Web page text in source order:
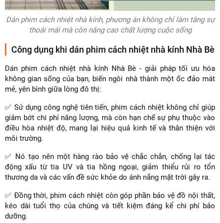
Dán phim cách nhiệt nhà kính, phương án không chỉ làm tăng sự
thoải mái mà còn nâng cao chất lượng cuộc sống
Công dụng khi dán phim cách nhiệt nhà kính Nhà Bè
Dán phim cách nhiệt nhà kính Nhà Bè - giải pháp tối ưu hóa
không gian sống của bạn, biến ngôi nhà thành một ốc đảo mát
mẻ, yên bình giữa lòng đô thị:
✅ Sử dụng công nghệ tiên tiến, phim cách nhiệt không chỉ giúp
giảm bớt chi phí năng lượng, mà còn hạn chế sự phụ thuộc vào
điều hòa nhiệt độ, mang lại hiệu quả kinh tế và thân thiện với
môi trường.
✅ Nó tạo nên một hàng rào bảo vệ chắc chắn, chống lại tác
động xấu từ tia UV và tia hồng ngoại, giảm thiểu rủi ro tổn
thương da và các vấn đề sức khỏe do ánh nắng mặt trời gây ra.
✅ Đồng thời, phim cách nhiệt còn góp phần bảo vệ đồ nội thất,
kéo dài tuổi thọ của chúng và tiết kiệm đáng kể chi phí bảo
dưỡng.